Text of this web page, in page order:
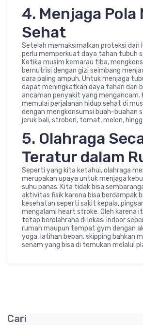
4. Menjaga Pola
Sehat
Setelah memaksimalkan proteksi dari
perlu memperkuat daya tahan tubuh
Ketika musim kemarau tiba,
bernutrisi dengan gizi seimbang
cara paling ampuh. Untuk menjaga
dapat meningkatkan daya tahan dari
ancaman penyakit yang mengancam.
memulai perjalanan hidup sehat di
dengan mengkonsumsi buah-buahan
jeruk bali, stroberi, tomat, melon,
5. Olahraga
Teratur dalam
Seperti yang kita ketahui, olahraga
merupakan upaya untuk menjaga
suhu panas. Kita tidak bisa
aktivitas fisik karena bisa berdampak
kesehatan seperti sakit kepala,
mengalami heart stroke. Oleh karena
tetap berolahraha di lokasi indoor
rumah maupun tempat gym dengan
yoga, latihan beban, skipping bahkan
senam yang bisa di temukan melalui
Cari